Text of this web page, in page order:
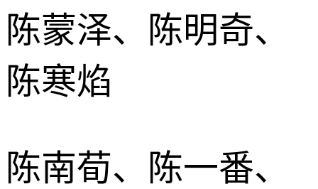
陈蒙泽、陈明奇、
陈寒焰
陈南荀、陈一番、